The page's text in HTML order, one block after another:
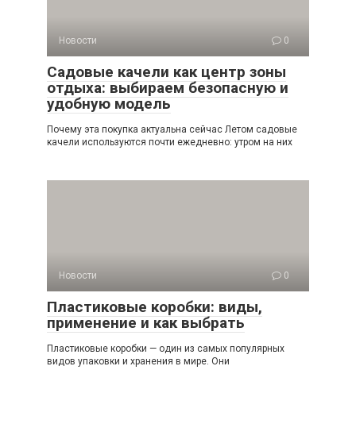
Новости 0
Садовые качели как центр зоны
отдыха: выбираем безопасную и
удобную модель
Почему эта покупка актуальна сейчас Летом садовые
качели используются почти ежедневно: утром на них
Новости 0
Пластиковые коробки: виды,
применение и как выбрать
Пластиковые коробки — один из самых популярных
видов упаковки и хранения в мире. Они